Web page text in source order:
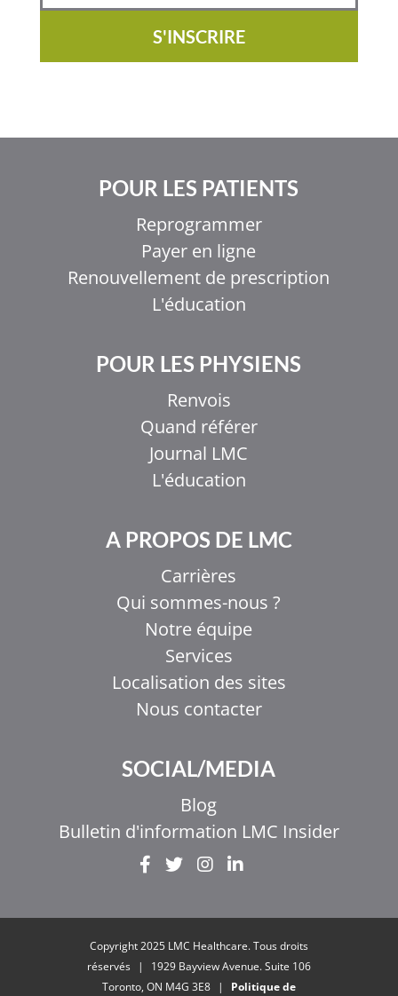
S'INSCRIRE
POUR LES PATIENTS
Reprogrammer
Payer en ligne
Renouvellement de prescription
L'éducation
POUR LES PHYSIENS
Renvois
Quand référer
Journal LMC
L'éducation
A PROPOS DE LMC
Carrières
Qui sommes-nous ?
Notre équipe
Services
Localisation des sites
Nous contacter
SOCIAL/MEDIA
Blog
Bulletin d'information LMC Insider
Copyright 2025 LMC Healthcare. Tous droits
réservés
|
1929 Bayview Avenue. Suite 106
Toronto, ON M4G 3E8
| Politique de